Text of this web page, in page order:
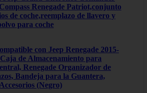
Renegade Patriot,conjunto
de coche,reemplazo de llavero y
para coche
con Jeep Renegade 2015-
de Almacenamiento para
Renegade Organizador de
Bandeja para la Guantera,
(Negro)